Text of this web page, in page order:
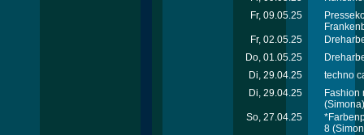
Fr, 09.05.25
Fr, 02.05.25
Do, 01.05.25
Di, 29.04.25
techno
Di, 29.04.25
Fashion
(Simona)
So, 27.04.25
8